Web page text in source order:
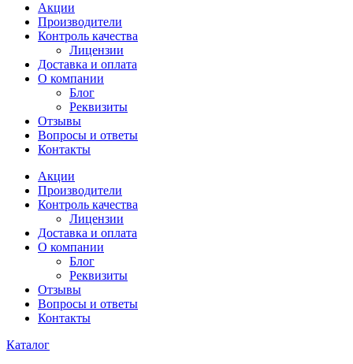
Акции
Производители
Контроль качества
Лицензии
Доставка и оплата
О компании
Блог
Реквизиты
Отзывы
Вопросы и ответы
Контакты
Акции
Производители
Контроль качества
Лицензии
Доставка и оплата
О компании
Блог
Реквизиты
Отзывы
Вопросы и ответы
Контакты
Каталог